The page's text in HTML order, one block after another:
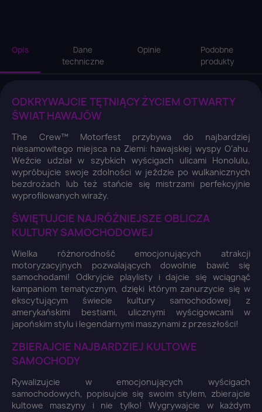
Opis
Dane
techniczne
Opinie
Podobne
produkty
ODKRYWAJCIE TĘTNIĄCY ŻYCIEM OTWARTY
ŚWIAT HAWAJÓW
The Crew™ Motorfest przybywa do najbardziej
niesamowitego miejsca na Ziemi: hawajskiej wyspy O’ahu.
Weźcie udział w szybkich wyścigach ulicami Honolulu,
wypróbujcie swoje zdolności w jeździe po wulkanicznych
bezdrożach lub też stańcie się mistrzami perfekcyjnie
wyprofilowanych wiraży.
ŚWIĘTUJCIE NAJRÓŻNIEJSZE OBLICZA
KULTURY SAMOCHODOWEJ
Wielka różnorodność emocjonujących atrakcji
motoryzacyjnych pozwalających dowolnie bawić się
samochodami! Odkryjcie playlisty i dajcie się wciągnąć
kampaniom tematycznym, dzięki którym zanurzycie się w
ekscytującym świecie kultury samochodowej z
amerykańskimi bestiami, ulicznymi wyścigowcami w
japońskim stylu i legendarnymi maszynami z przeszłości!
ZBIERAJCIE NAJBARDZIEJ KULTOWE
SAMOCHODY
Rywalizujcie w emocjonujących wyścigach
samochodowych, popisujcie się swoim stylem, zbierajcie
kultowe maszyny i nie tylko! Wygrywajcie w każdym
Zaloguj się ×